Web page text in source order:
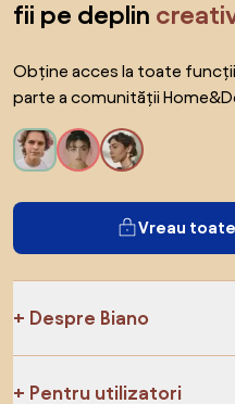
fii pe deplin
Obține acces la toate
parte a comunității
Vreau
Despre Biano
Pentru utilizatori